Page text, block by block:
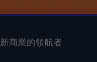
新商業的領航者